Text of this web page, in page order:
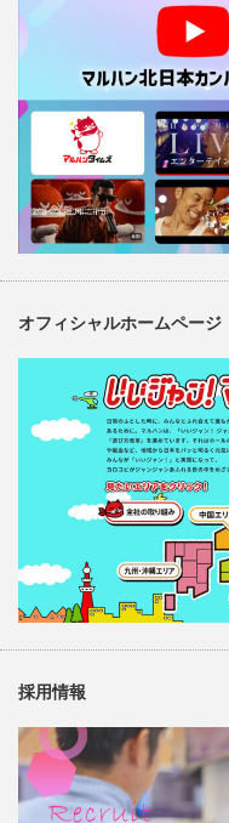
オフィシャルホームページ
採用情報